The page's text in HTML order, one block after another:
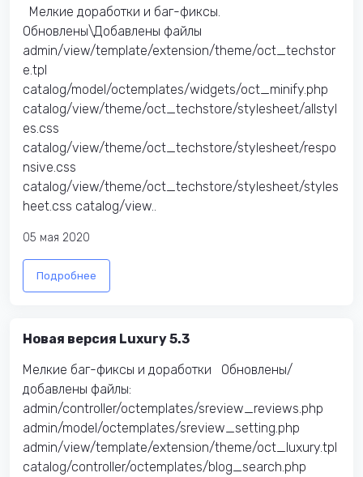
Мелкие доработки и баг-фиксы.
Обновлены\Добавлены файлы
admin/view/template/extension/theme/oct_techstor
e.tpl
catalog/model/octemplates/widgets/oct_minify.php
catalog/view/theme/oct_techstore/stylesheet/allstyl
es.css
catalog/view/theme/oct_techstore/stylesheet/respo
nsive.css
catalog/view/theme/oct_techstore/stylesheet/styles
heet.css catalog/view..
05 мая 2020
Подробнее
Новая версия Luxury 5.3
​ Мелкие баг-фиксы и доработки Обновлены/
добавлены файлы:
admin/controller/octemplates/sreview_reviews.php
admin/model/octemplates/sreview_setting.php
admin/view/template/extension/theme/oct_luxury.tpl
catalog/controller/octemplates/blog_search.php